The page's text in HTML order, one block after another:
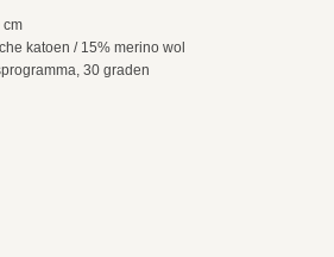
cm
katoen / 15% merino wol
30 graden